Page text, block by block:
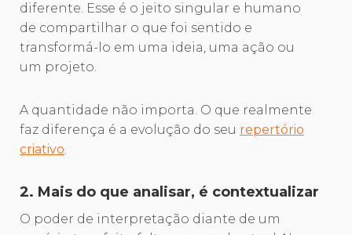
diferente. Esse é o jeito singular e humano
de compartilhar o que foi sentido e
transformá-lo em uma ideia, uma ação ou
um projeto.
A quantidade não importa. O que realmente
faz diferença é a evolução do seu repertório
criativo.
2. Mais do que analisar, é contextualizar
O poder de interpretação diante de um